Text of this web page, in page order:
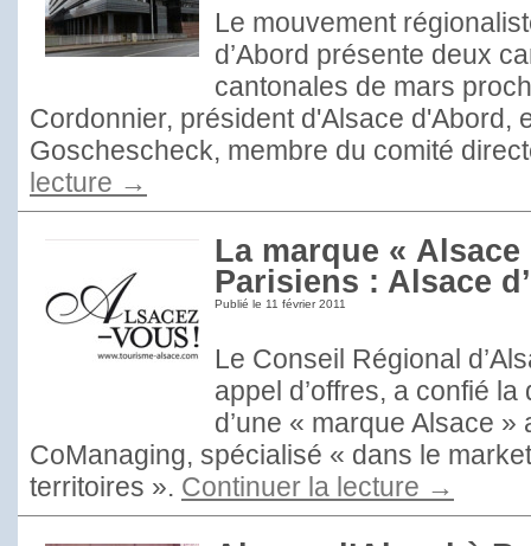
Le mouvement
d’Abord présente deux
cantonales de mars
Cordonnier, président d'Alsace d'Abord,
Goschescheck, membre du comité
lecture →
La marque «
Parisiens : Alsace
Publié le 11 février 2011
Le Conseil Régional
appel d’offres, a confié
d’une « marque Alsace
CoManaging, spécialisé « dans le
territoires ». Continuer la lecture →